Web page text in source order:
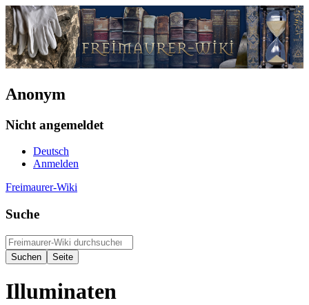
Anonym
Nicht angemeldet
Deutsch
Anmelden
Freimaurer-Wiki
Suche
Illuminaten